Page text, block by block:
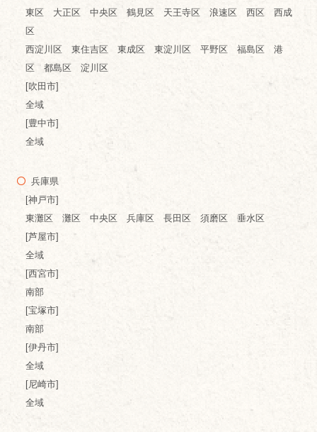
東区 大正区 中央区 鶴見区 天王寺区 浪速区 西区 西成
区
西淀川区 東住吉区 東成区 東淀川区 平野区 福島区 港
区 都島区 淀川区
[吹田市]
全域
[豊中市]
全域
兵庫県
[神戸市]
東灘区 灘区 中央区 兵庫区 長田区 須磨区 垂水区
[芦屋市]
全域
[西宮市]
南部
[宝塚市]
南部
[伊丹市]
全域
[尼崎市]
全域